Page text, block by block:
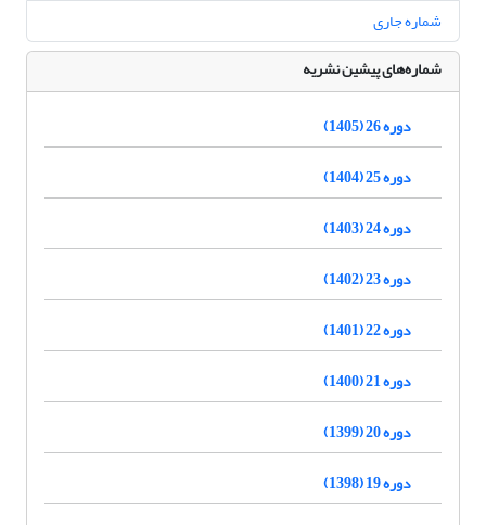
شماره جاری
شماره‌های پیشین نشریه
دوره 26 (1405)
دوره 25 (1404)
دوره 24 (1403)
دوره 23 (1402)
دوره 22 (1401)
دوره 21 (1400)
دوره 20 (1399)
دوره 19 (1398)